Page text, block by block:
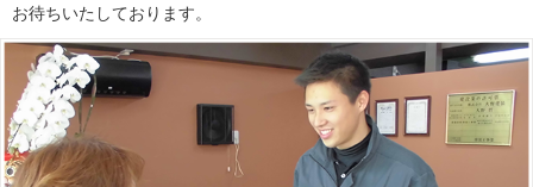
お待ちいたしております。